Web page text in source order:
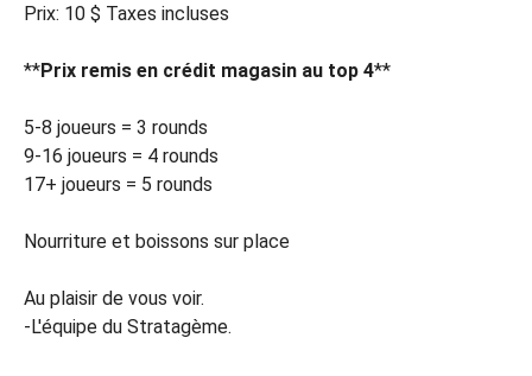
Prix: 10 $ Taxes incluses
**Prix remis en crédit magasin au top 4**
5-8 joueurs = 3 rounds
9-16 joueurs = 4 rounds
17+ joueurs = 5 rounds
Nourriture et boissons sur place
Au plaisir de vous voir.
-L'équipe du Stratagème.